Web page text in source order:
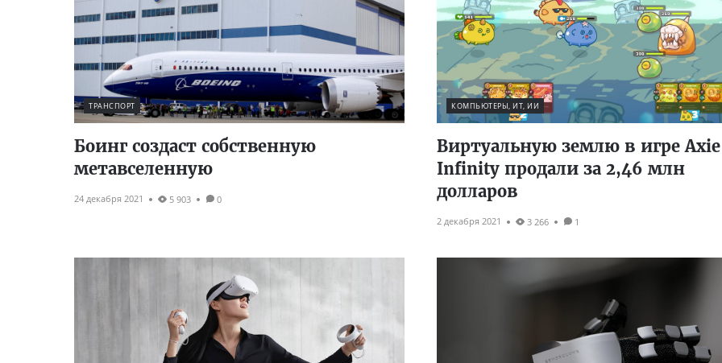
ТРАНСПОРТ
Боинг создаст собственную
метавселенную
24 декабря 2021 5 903 0
КОМПЬЮТЕРЫ, ИТ, ИИ
Виртуальную землю в игре Axie
Infinity продали за 2,46 млн
долларов
2 декабря 2021 3 266 1